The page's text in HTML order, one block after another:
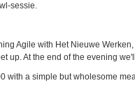
sessie.
Agile with Het Nieuwe
up. At the end of the evening
with a simple but wholesome